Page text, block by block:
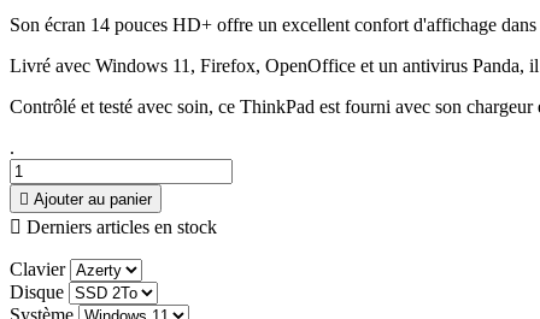
Son écran 14 pouces HD+ offre un excellent confort d'affichage
Livré avec Windows 11, Firefox, OpenOffice et un antivirus Panda,
Contrôlé et testé avec soin, ce ThinkPad est fourni avec son
.
 Ajouter au panier
 Derniers articles en stock
Clavier
Disque